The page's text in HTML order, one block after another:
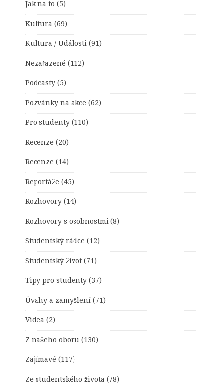
Jak na to (5)
Kultura (69)
Kultura / Události (91)
Nezařazené (112)
Podcasty (5)
Pozvánky na akce (62)
Pro studenty (110)
Recenze (20)
Recenze (14)
Reportáže (45)
Rozhovory (14)
Rozhovory s osobnostmi (8)
Studentský rádce (12)
Studentský život (71)
Tipy pro studenty (37)
Úvahy a zamyšlení (71)
Videa (2)
Z našeho oboru (130)
Zajímavé (117)
Ze studentského života (78)